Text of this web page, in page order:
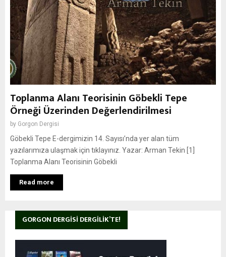
Toplanma Alanı Teorisinin Göbekli Tepe
Örneği Üzerinden Değerlendirilmesi
by Gorgon Dergisi
Göbekli Tepe E-dergimizin 14. Sayısı’nda yer alan tüm
yazılarımıza ulaşmak için tıklayınız. Yazar: Arman Tekin [1]
Toplanma Alanı Teorisinin Göbekli
Read more
GORGON DERGISI DERGILIK’TE!